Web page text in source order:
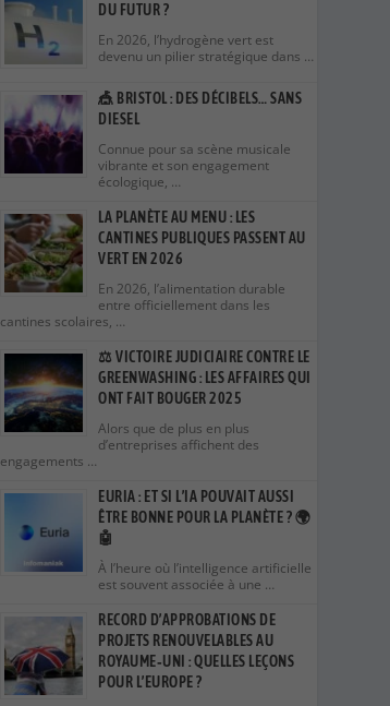
DU FUTUR ?
En 2026, l’hydrogène vert est
devenu un pilier stratégique dans …
🎪 BRISTOL : DES DÉCIBELS… SANS
DIESEL
Connue pour sa scène musicale
vibrante et son engagement
écologique, …
LA PLANÈTE AU MENU : LES
CANTINES PUBLIQUES PASSENT AU
VERT EN 2026
En 2026, l’alimentation durable
entre officiellement dans les
cantines scolaires, …
⚖️ VICTOIRE JUDICIAIRE CONTRE LE
GREENWASHING : LES AFFAIRES QUI
ONT FAIT BOUGER 2025
Alors que de plus en plus
d’entreprises affichent des
engagements …
EURIA : ET SI L’IA POUVAIT AUSSI
ÊTRE BONNE POUR LA PLANÈTE ? 🌍
🤖
À l’heure où l’intelligence artificielle
est souvent associée à une …
RECORD D’APPROBATIONS DE
PROJETS RENOUVELABLES AU
ROYAUME‑UNI : QUELLES LEÇONS
POUR L’EUROPE ?